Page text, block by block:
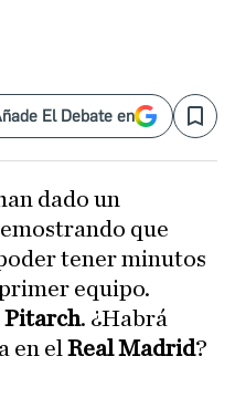
El Debate en Save
que
tener minutos
equipo.
Pitarch. ¿Habrá
en el Real Madrid?